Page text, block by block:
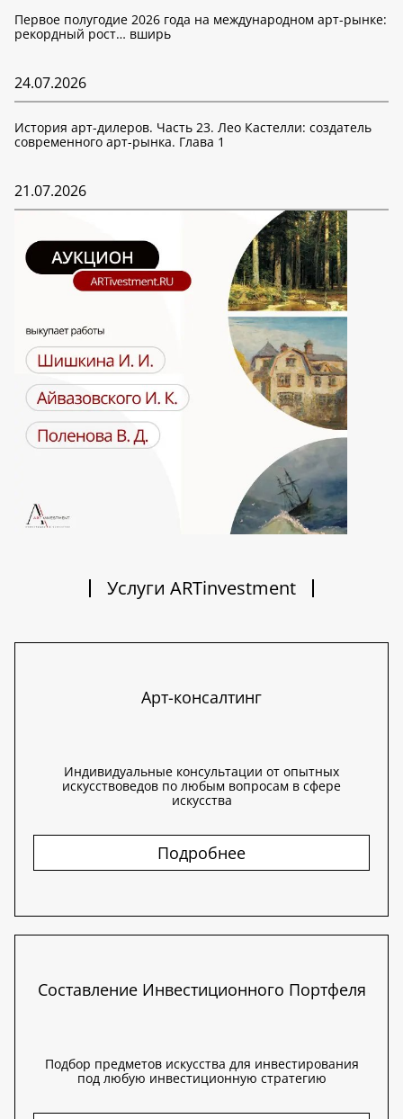
Первое полугодие 2026 года на международном арт-рынке:
рекордный рост… вширь
24.07.2026
История арт-дилеров. Часть 23. Лео Кастелли: создатель
современного арт-рынка. Глава 1
21.07.2026
Услуги ARTinvestment
Арт-консалтинг
Индивидуальные консультации от опытных
искусствоведов по любым вопросам в сфере
искусства
Подробнее
Составление Инвестиционного Портфеля
Подбор предметов искусства для инвестирования
под любую инвестиционную стратегию